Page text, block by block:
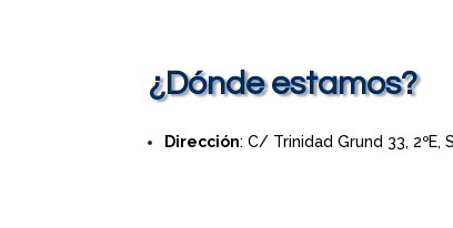
¿Dónde estamos?
Dirección: C/ Trinidad Grund 33, 2ºE,